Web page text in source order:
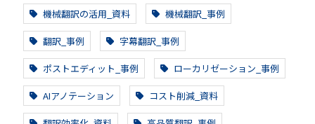
機械翻訳の活用_資料 機械翻訳_事例
翻訳_事例 字幕翻訳_事例
ポストエディット_事例 ローカリゼーション_事例
AIアノテーション コスト削減_資料